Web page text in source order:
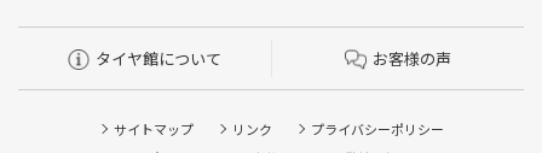
タイヤ館について お客様の声
サイトマップ リンク
プライバシーポリシー